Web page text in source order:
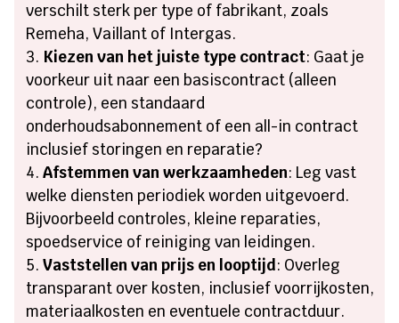
verschilt sterk per type of fabrikant, zoals
Remeha, Vaillant of Intergas.
Kiezen van het juiste type contract: Gaat je
voorkeur uit naar een basiscontract (alleen
controle), een standaard
onderhoudsabonnement of een all-in contract
inclusief storingen en reparatie?
Afstemmen van werkzaamheden: Leg vast
welke diensten periodiek worden uitgevoerd.
Bijvoorbeeld controles, kleine reparaties,
spoedservice of reiniging van leidingen.
Vaststellen van prijs en looptijd: Overleg
transparant over kosten, inclusief voorrijkosten,
materiaalkosten en eventuele contractduur.